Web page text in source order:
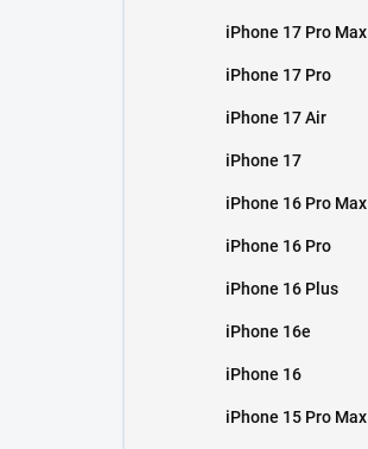
iPhone 17 Pro Max
iPhone 17 Pro
iPhone 17 Air
iPhone 17
iPhone 16 Pro Max
iPhone 16 Pro
iPhone 16 Plus
iPhone 16e
iPhone 16
iPhone 15 Pro Max